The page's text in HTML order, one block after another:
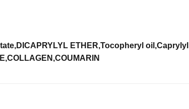
ETHER,Tocopheryl